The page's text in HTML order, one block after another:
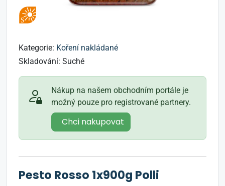
Kategorie: Koření nakládané
Skladování: Suché
Nákup na našem obchodním portále je
možný pouze pro registrované partnery.
Chci nakupovat
Pesto Rosso 1x900g Polli